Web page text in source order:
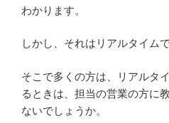
わかります。
しかし、それはリアルタイム
そこで多くの方は、リアルタ
るときは、担当の営業の方に
ないでしょうか。